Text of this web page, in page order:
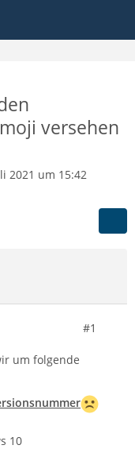
versehen
2021 um 15:42
#1
um folgende
10